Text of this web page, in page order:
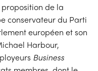
de la
conservateur du Parti
européen et son
Harbour,
Business